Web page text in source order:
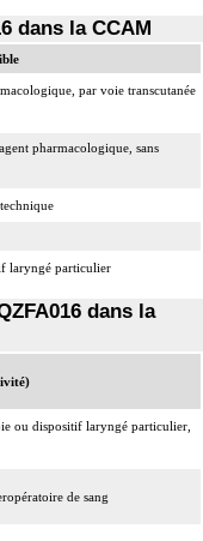
dans la CCAM
par voie transcutanée
pharmacologique, sans
laryngé particulier
dans la
ou dispositif laryngé particulier,
de sang